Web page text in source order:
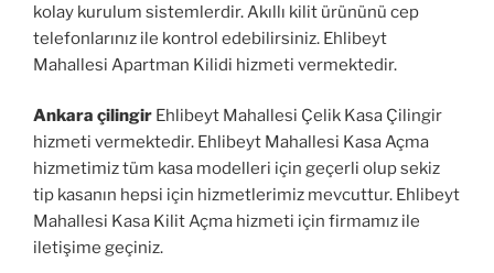
kolay kurulum sistemlerdir. Akıllı kilit ürününü cep
telefonlarınız ile kontrol edebilirsiniz. Ehlibeyt
Mahallesi Apartman Kilidi hizmeti vermektedir.
Ankara çilingir Ehlibeyt Mahallesi Çelik Kasa Çilingir
hizmeti vermektedir. Ehlibeyt Mahallesi Kasa Açma
hizmetimiz tüm kasa modelleri için geçerli olup sekiz
tip kasanın hepsi için hizmetlerimiz mevcuttur. Ehlibeyt
Mahallesi Kasa Kilit Açma hizmeti için firmamız ile
iletişime geçiniz.